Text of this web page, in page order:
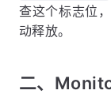
查这个标志位
动释放。
二、